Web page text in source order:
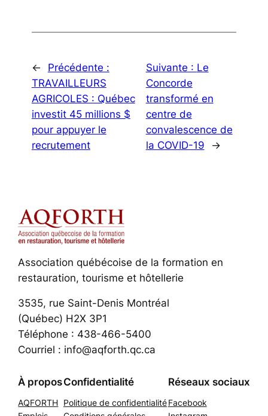
←
Précédente :
TRAVAILLEURS
AGRICOLES : Québec
investit 45 millions $
pour appuyer le
recrutement
Suivante : Le
Concorde
transformé en
centre de
convalescence de
la COVID-19
→
Association québécoise de la formation en
restauration, tourisme et hôtellerie
3535, rue Saint-Denis Montréal
(Québec) H2X 3P1
Téléphone : 438-466-5400
Courriel : info@aqforth.qc.ca
À propos
AQFORTH
Confidentialité
Politique de confidentialité
Réseaux sociaux
Facebook